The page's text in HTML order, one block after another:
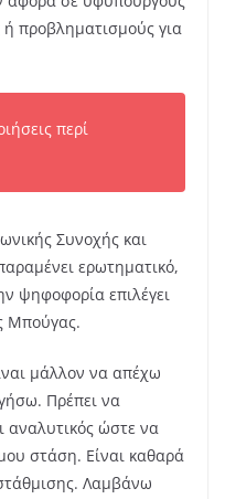
προβληματισμούς για
περί
Συνοχής και
ερωτηματικό,
ψηφοφορία επιλέγει
Μπούγας.
μάλλον να απέχω
Πρέπει να
αναλυτικός ώστε να
στάση. Είναι καθαρά
Λαμβάνω